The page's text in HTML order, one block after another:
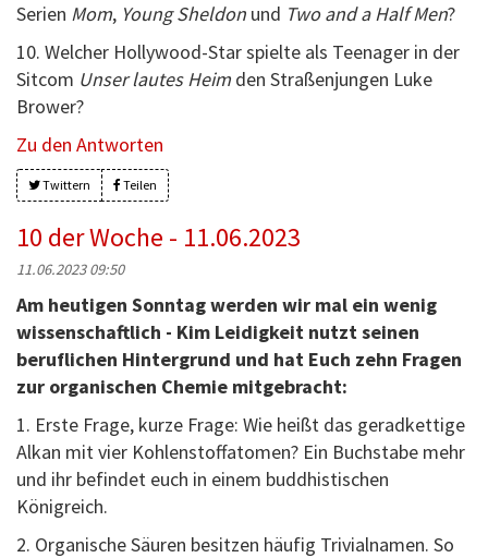
Serien Mom, Young Sheldon und Two and a Half Men?
10. Welcher Hollywood-Star spielte als Teenager in der
Sitcom Unser lautes Heim den Straßenjungen Luke
Brower?
Zu den Antworten
Twittern Teilen
10 der Woche - 11.06.2023
11.06.2023 09:50
Am heutigen Sonntag werden wir mal ein wenig
wissenschaftlich - Kim Leidigkeit nutzt seinen
beruflichen Hintergrund und hat Euch zehn Fragen
zur organischen Chemie mitgebracht:
1. Erste Frage, kurze Frage: Wie heißt das geradkettige
Alkan mit vier Kohlenstoffatomen? Ein Buchstabe mehr
und ihr befindet euch in einem buddhistischen
Königreich.
2. Organische Säuren besitzen häufig Trivialnamen. So